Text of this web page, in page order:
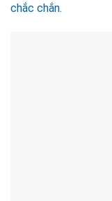
chắc chắn.